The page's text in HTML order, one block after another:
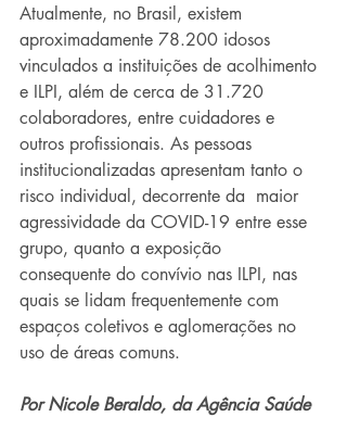
Atualmente, no Brasil, existem
aproximadamente 78.200 idosos
vinculados a instituições de acolhimento
e ILPI, além de cerca de 31.720
colaboradores, entre cuidadores e
outros profissionais. As pessoas
institucionalizadas apresentam tanto o
risco individual, decorrente da  maior
agressividade da COVID-19 entre esse
grupo, quanto a exposição
consequente do convívio nas ILPI, nas
quais se lidam frequentemente com
espaços coletivos e aglomerações no
uso de áreas comuns.
Por Nicole Beraldo, da Agência Saúde